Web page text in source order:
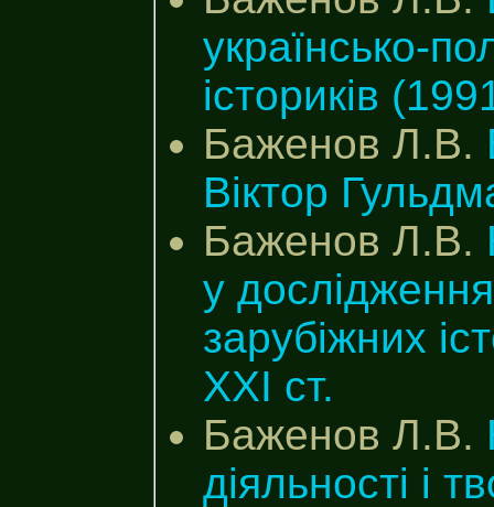
українсько-
істориків
Баженов Л.В.
Віктор
Баженов Л.В.
у
зарубіжних
XXI ст.
Баженов Л.В.
діяльності і